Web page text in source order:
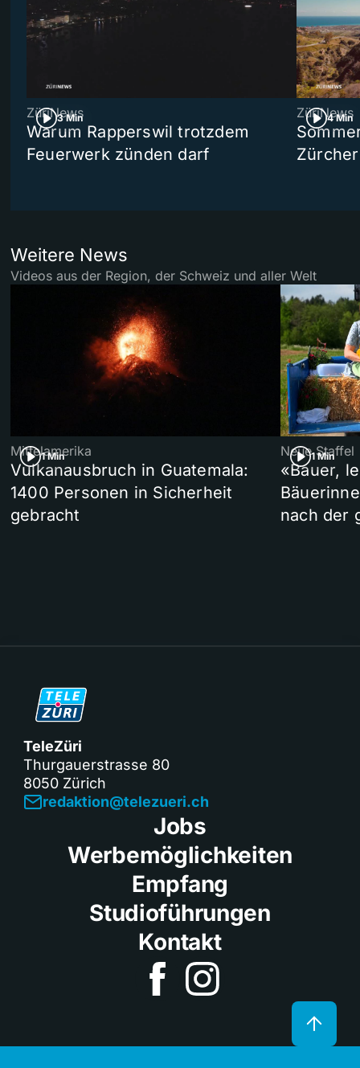
3 Min
ZüriNews
Warum Rapperswil trotzdem
Feuerwerk zünden darf
4 Min
ZüriNews
Weitere News
Videos aus der Region, der Schweiz und aller Welt
1 Min
Mittelamerika
Vulkanausbruch in Guatemala:
1400 Personen in Sicherheit
gebracht
1 Min
Neue Staffel
«Bauer,
nach der
TeleZüri
Thurgauerstrasse 80
8050 Zürich
redaktion@telezueri.ch
Jobs
Werbemöglichkeiten
Empfang
Studioführungen
Kontakt